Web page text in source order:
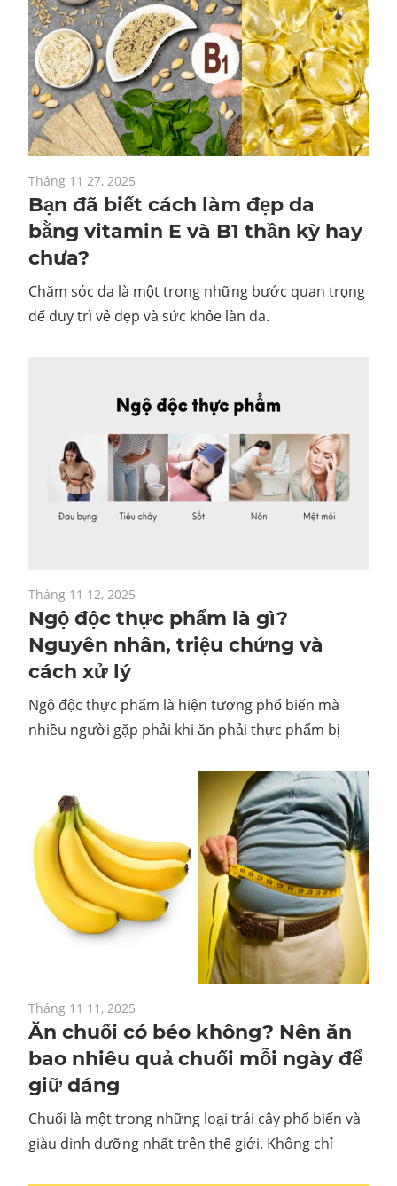
Tháng 11 27, 2025
Bạn đã biết cách làm đẹp da
bằng vitamin E và B1 thần kỳ hay
chưa?
Chăm sóc da là một trong những bước quan trọng
để duy trì vẻ đẹp và sức khỏe làn da.
Tháng 11 12, 2025
Ngộ độc thực phẩm là gì?
Nguyên nhân, triệu chứng và
cách xử lý
Ngộ độc thực phẩm là hiện tượng phổ biến mà
nhiều người gặp phải khi ăn phải thực phẩm bị
Tháng 11 11, 2025
Ăn chuối có béo không? Nên ăn
bao nhiêu quả chuối mỗi ngày để
giữ dáng
Chuối là một trong những loại trái cây phổ biến và
giàu dinh dưỡng nhất trên thế giới. Không chỉ